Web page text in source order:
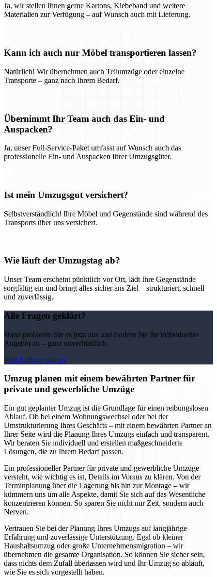
Ja, wir stellen Ihnen gerne Kartons, Klebeband und weitere
Materialien zur Verfügung – auf Wunsch auch mit Lieferung.
Kann ich auch nur Möbel transportieren lassen?
Natürlich! Wir übernehmen auch Teilumzüge oder einzelne
Transporte – ganz nach Ihrem Bedarf.
Übernimmt Ihr Team auch das Ein- und
Auspacken?
Ja, unser Full-Service-Paket umfasst auf Wunsch auch das
professionelle Ein- und Auspacken Ihrer Umzugsgüter.
Ist mein Umzugsgut versichert?
Selbstverständlich! Ihre Möbel und Gegenstände sind während des
Transports über uns versichert.
Wie läuft der Umzugstag ab?
Unser Team erscheint pünktlich vor Ort, lädt Ihre Gegenstände
sorgfältig ein und bringt alles sicher ans Ziel – strukturiert, schnell
und zuverlässig.
Alle Fragen geklärt?
Dann probieren Sie es jetzt aus und fordern Sie Ihr individuelles
Angebot an – ganz unverbindlich.
Jetzt Anfrage starten
Umzug planen mit einem bewährten Partner für
private und gewerbliche Umzüge
Ein gut geplanter Umzug ist die Grundlage für einen reibungslosen
Ablauf. Ob bei einem Wohnungswechsel oder bei der
Umstrukturierung Ihres Geschäfts – mit einem bewährten Partner an
Ihrer Seite wird die Planung Ihres Umzugs einfach und transparent.
Wir beraten Sie individuell und erstellen maßgeschneiderte
Lösungen, die zu Ihrem Bedarf passen.
Ein professioneller Partner für private und gewerbliche Umzüge
versteht, wie wichtig es ist, Details im Voraus zu klären. Von der
Terminplanung über die Lagerung bis hin zur Montage – wir
kümmern uns um alle Aspekte, damit Sie sich auf das Wesentliche
konzentrieren können. So sparen Sie nicht nur Zeit, sondern auch
Nerven.
Vertrauen Sie bei der Planung Ihres Umzugs auf langjährige
Erfahrung und zuverlässige Unterstützung. Egal ob kleiner
Haushaltsumzug oder große Unternehmensmigration – wir
übernehmen die gesamte Organisation. So können Sie sicher sein,
dass nichts dem Zufall überlassen wird und Ihr Umzug so abläuft,
wie Sie es sich vorgestellt haben.